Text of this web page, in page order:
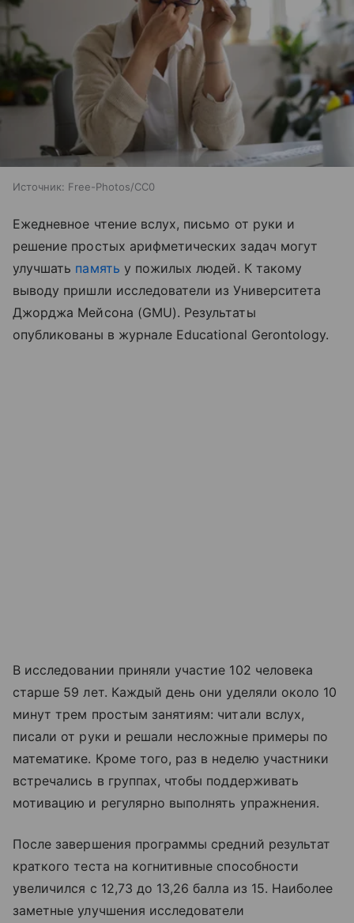
Источник: Free-Photos/CC0
Ежедневное чтение вслух, письмо от руки и
решение простых арифметических задач могут
улучшать память у пожилых людей. К такому
выводу пришли исследователи из Университета
Джорджа Мейсона (GMU). Результаты
опубликованы в журнале Educational Gerontology.
В исследовании приняли участие 102 человека
старше 59 лет. Каждый день они уделяли около 10
минут трем простым занятиям: читали вслух,
писали от руки и решали несложные примеры по
математике. Кроме того, раз в неделю участники
встречались в группах, чтобы поддерживать
мотивацию и регулярно выполнять упражнения.
После завершения программы средний результат
краткого теста на когнитивные способности
увеличился с 12,73 до 13,26 балла из 15. Наиболее
заметные улучшения исследователи